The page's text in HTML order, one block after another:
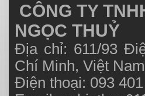
CÔNG TY
NGỌC THUỶ
Địa chỉ: 611/93
Chí Minh, Việt
Điện thoại: 093